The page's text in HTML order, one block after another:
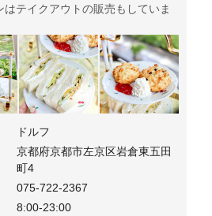
はテイクアウトの販売もしていま
ドルフ
京都府京都市左京区岩倉東五田
町4
075-722-2367
8:00-23:00